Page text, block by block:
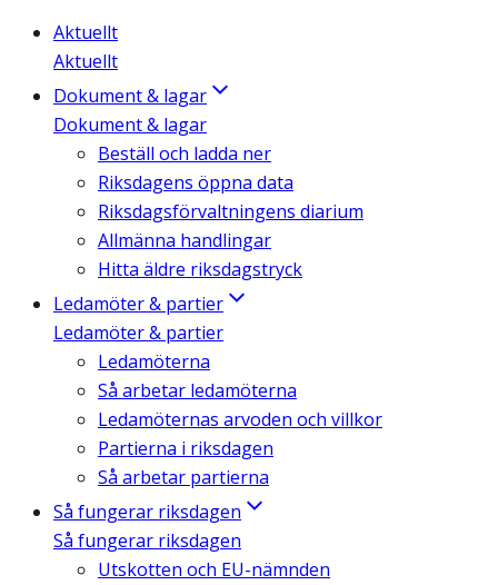
Aktuellt
Aktuellt
Dokument & lagar
Dokument & lagar
Beställ och ladda ner
Riksdagens öppna data
Riksdagsförvaltningens diarium
Allmänna handlingar
Hitta äldre riksdagstryck
Ledamöter & partier
Ledamöter & partier
Ledamöterna
Så arbetar ledamöterna
Ledamöternas arvoden och villkor
Partierna i riksdagen
Så arbetar partierna
Så fungerar riksdagen
Så fungerar riksdagen
Utskotten och EU-nämnden